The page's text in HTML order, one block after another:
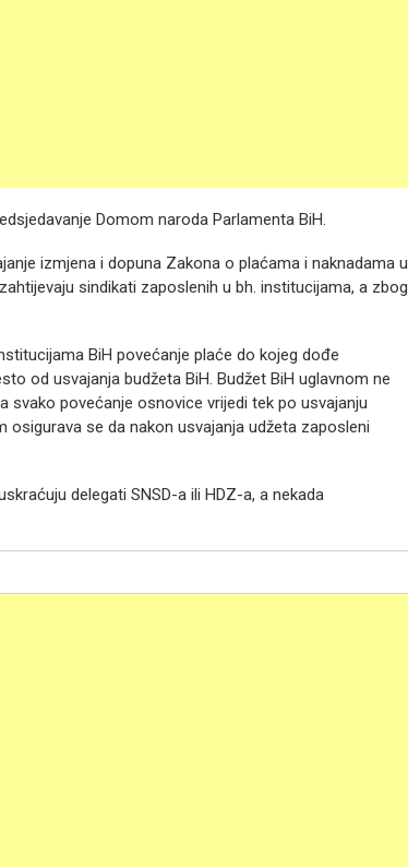
Domom naroda Parlamenta BiH.
izmjena i dopuna Zakona o plaćama i naknadama u
sindikati zaposlenih u bh. institucijama, a zbog
BiH povećanje plaće do kojeg dođe
od usvajanja budžeta BiH. Budžet BiH uglavnom ne
svako povećanje osnovice vrijedi tek po usvajanju
se da nakon usvajanja udžeta zaposleni
delegati SNSD-a ili HDZ-a, a nekada